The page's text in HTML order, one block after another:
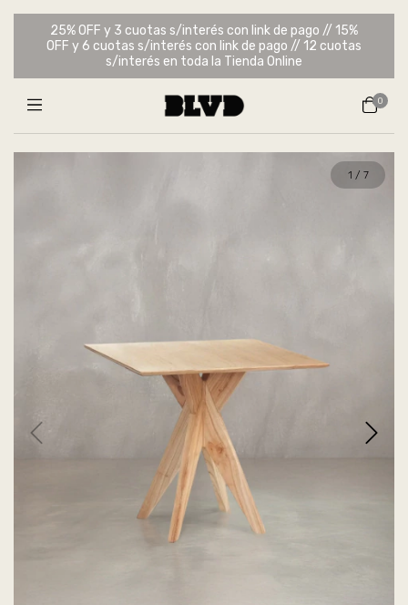
25% OFF y 3 cuotas s/interés con link de pago // 15%
OFF y 6 cuotas s/interés con link de pago // 12 cuotas
s/interés en toda la Tienda Online
0
1 / 7